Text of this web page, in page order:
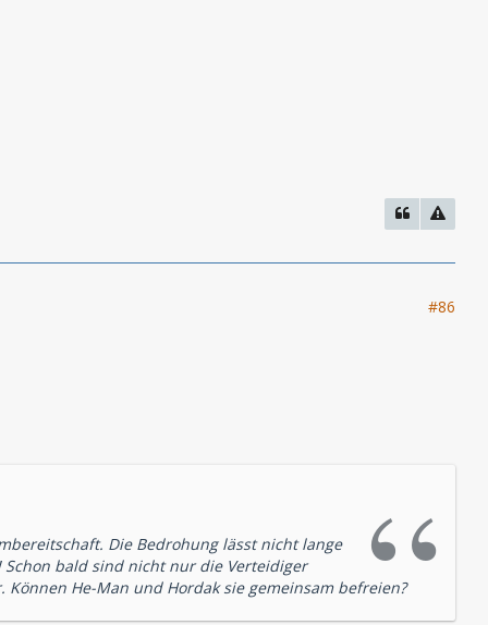
#86
Die Bedrohung lässt nicht lange
bald sind nicht nur die Verteidiger
He-Man und Hordak sie gemeinsam befreien?